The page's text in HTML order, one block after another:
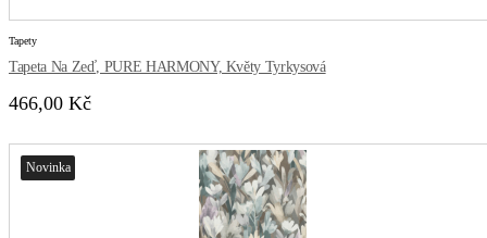
Tapety
Tapeta Na Zeď, PURE HARMONY, Květy Tyrkysová
466,00 Kč
Novinka